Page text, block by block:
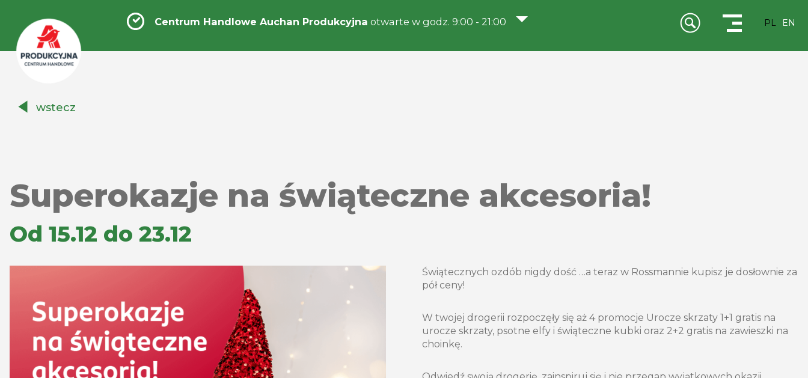
Handlowe
Centrum Handlowe Auchan Produkcyjna otwarte w godz. 9:00 - 21:00 PL EN
wstecz
Superokazje na świąteczne akcesoria!
Od 15.12 do 23.12
Świątecznych ozdób nigdy dość …a teraz w Rossmannie kupisz je dosłownie za
pół ceny!
W twojej drogerii rozpoczęły się aż 4 promocje Urocze skrzaty 1+1 gratis na
urocze skrzaty, psotne elfy i świąteczne kubki oraz 2+2 gratis na zawieszki na
choinkę.